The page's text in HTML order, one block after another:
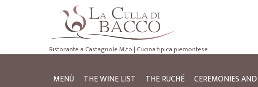
Ristorante a Castagnole M.to | Cucina tipica piemontese
MENÙ THE WINE LIST THE RUCHÉ CEREMONIES